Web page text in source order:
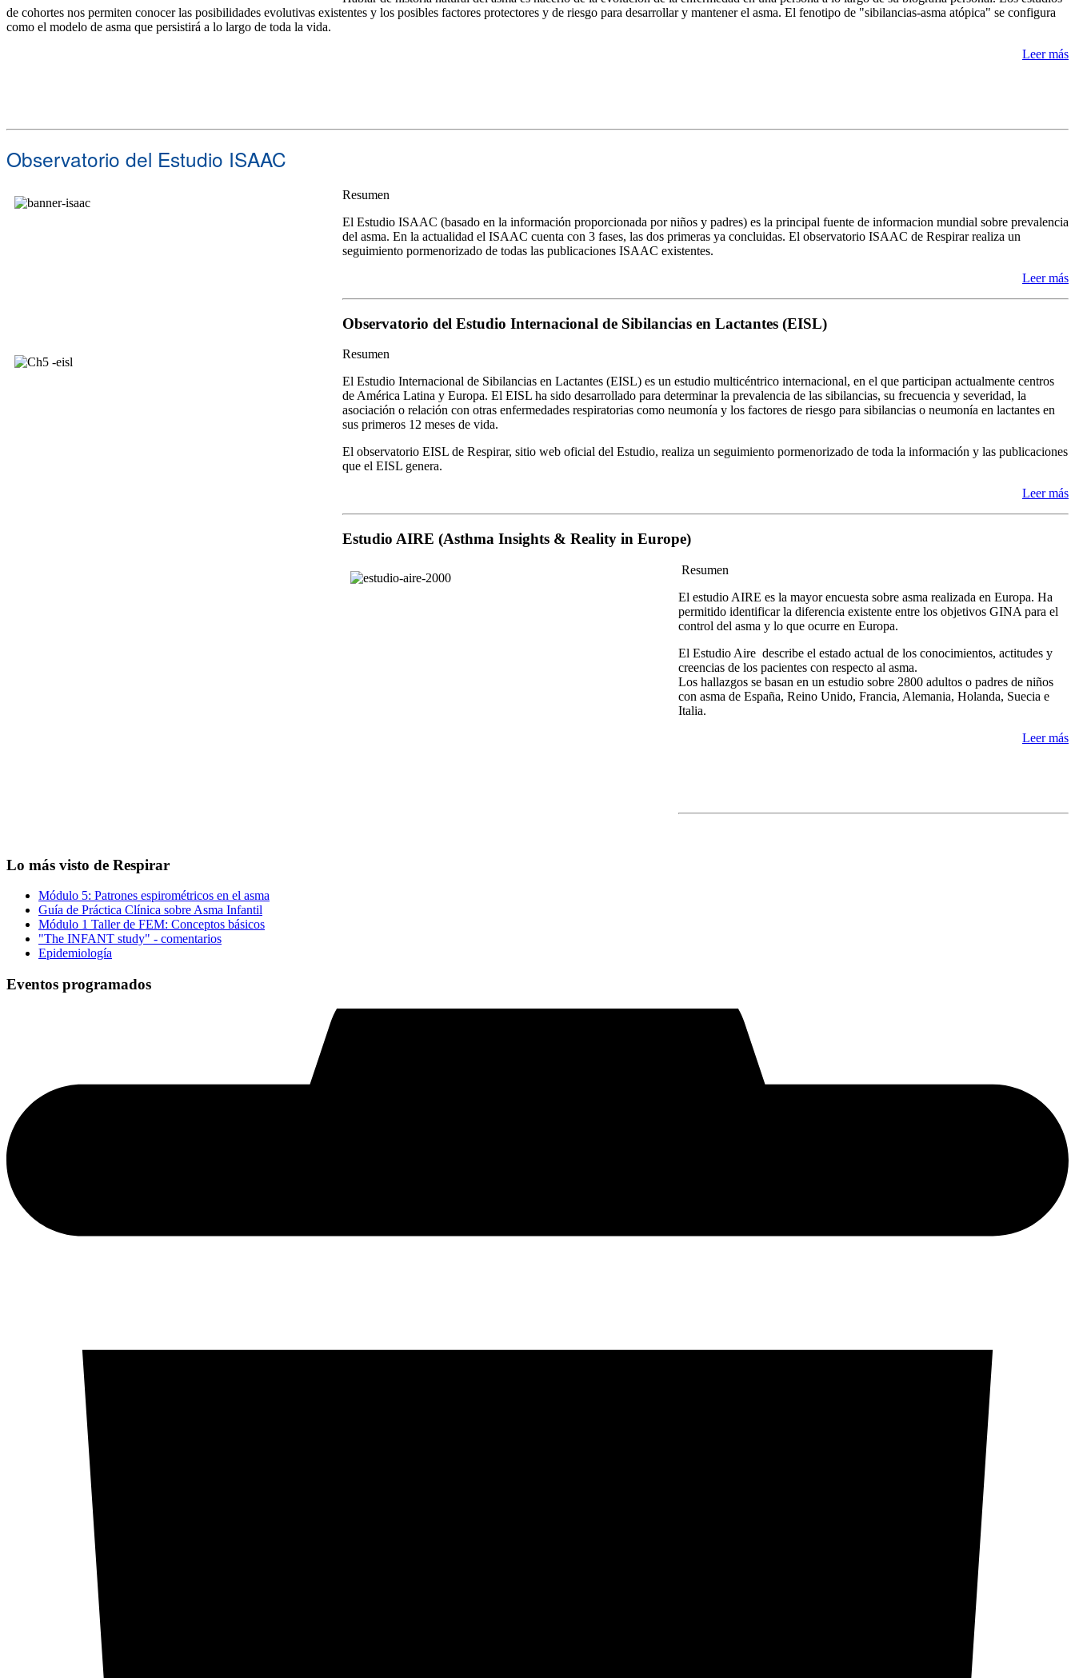
de cohortes nos permiten conocer las posibilidades evolutivas existentes y los posibles factores protectores y de riesgo para desarrollar y mantener el asma. El fenotipo de "sibilancias-asma atópica" se configura
como el modelo de asma que persistirá a lo largo de toda la vida.
Leer más
Observatorio del Estudio ISAAC
Resumen
El Estudio ISAAC (basado en la información proporcionada por niños y padres) es la principal fuente de informacion mundial sobre prevalencia
del asma. En la actualidad el ISAAC cuenta con 3 fases, las dos primeras ya concluidas. El observatorio ISAAC de Respirar realiza un
seguimiento pormenorizado de todas las publicaciones ISAAC existentes.
Leer más
Observatorio del Estudio Internacional de Sibilancias en Lactantes (EISL)
Resumen
El Estudio Internacional de Sibilancias en Lactantes (EISL) es un estudio multicéntrico internacional, en el que participan actualmente centros
de América Latina y Europa. El EISL ha sido desarrollado para determinar la prevalencia de las sibilancias, su frecuencia y severidad, la
asociación o relación con otras enfermedades respiratorias como neumonía y los factores de riesgo para sibilancias o neumonía en lactantes en
sus primeros 12 meses de vida.
El observatorio EISL de Respirar, sitio web oficial del Estudio, realiza un seguimiento pormenorizado de toda la información y las publicaciones
que el EISL genera.
Leer más
Estudio AIRE (Asthma Insights & Reality in Europe)
Resumen
El estudio AIRE es la mayor encuesta sobre asma realizada en Europa. Ha
permitido identificar la diferencia existente entre los objetivos GINA para el
control del asma y lo que ocurre en Europa.
El Estudio Aire describe el estado actual de los conocimientos, actitudes y
creencias de los pacientes con respecto al asma.
Los hallazgos se basan en un estudio sobre 2800 adultos o padres de niños
con asma de España, Reino Unido, Francia, Alemania, Holanda, Suecia e
Italia.
Leer más
Lo más visto de Respirar
Módulo 5: Patrones espirométricos en el asma
Guía de Práctica Clínica sobre Asma Infantil
Módulo 1 Taller de FEM: Conceptos básicos
"The INFANT study" - comentarios
Epidemiología
Eventos programados